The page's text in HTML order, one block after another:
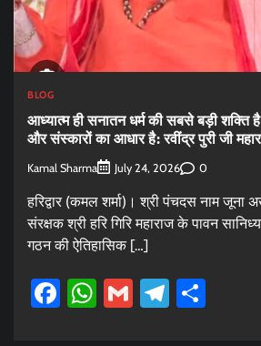
BLOG
आध्यात्म ही सनातन धर्म की सबसे बड़ी शक्ति
और संस्कारों का आधार है: रवींद्र पुरी जी
Kamal Sharma July 24, 2026 0
हरिद्वार (कमल शर्मा)। श्री पंचदस नाम जूना
संरक्षक श्री हरि गिरि महाराज के पावन
गठन की ऐतिहासिक […]
Facebook
WhatsApp
Gmail